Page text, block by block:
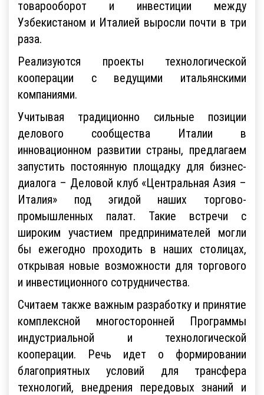
товарооборот и инвестиции между
Узбекистаном и Италией выросли почти в три
раза.
Реализуются проекты технологической
кооперации с ведущими итальянскими
компаниями.
Учитывая традиционно сильные позиции
делового сообщества Италии в
инновационном развитии страны, предлагаем
запустить постоянную площадку для бизнес-
диалога – Деловой клуб «Центральная Азия –
Италия» под эгидой наших торгово-
промышленных палат. Такие встречи с
широким участием предпринимателей могли
бы ежегодно проходить в наших столицах,
открывая новые возможности для торгового
и инвестиционного сотрудничества.
Считаем также важным разработку и принятие
комплексной многосторонней Программы
индустриальной и технологической
кооперации. Речь идет о формировании
благоприятных условий для трансфера
технологий, внедрения передовых знаний и